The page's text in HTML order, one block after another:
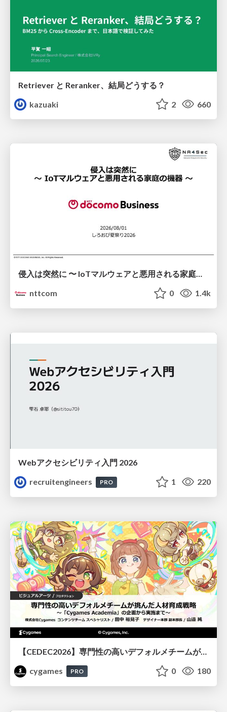
Retriever と Reranker、結局どうする？
kazuaki
2 660
侵入は突然に 〜 IoTマルウェアと悪用される家庭の機器 ～ / When Intrusion Strikes: IoT Malware and the Abuse of Home Devices
nttcom
0 1.4k
Webアクセシビリティ入門 2026
recruitengineers
PRO 1 220
【CEDEC2026】専門性の高いデフォルメチームが挑んだ人材育成戦略 〜Cygames Academiaの企画から実施まで〜
cygames
PRO 0 180